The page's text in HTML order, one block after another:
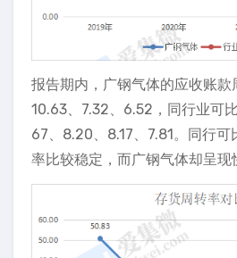
报告期内，广钢气体的应收账款
10.63、7.32、6.52，同行业可
67、8.20、8.17、7.81。同行可
率比较稳定，而广钢气体却呈现